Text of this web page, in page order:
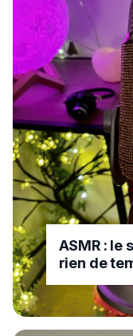
ASMR : le
rien de